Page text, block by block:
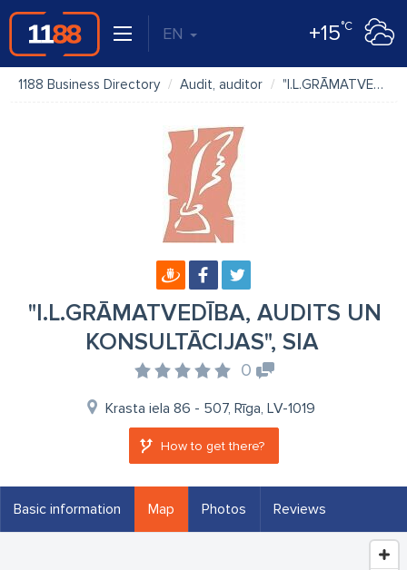
EN +15°C
1188 Business Directory Audit, auditor "I.L.GRĀMATVEDĪBA, AUDITS UN KONSULTĀCIJAS", SIA
"I.L.GRĀMATVEDĪBA, AUDITS UN
KONSULTĀCIJAS", SIA
0
Krasta iela 86 - 507, Rīga, LV-1019
How to get there?
Basic information Map Photos Reviews